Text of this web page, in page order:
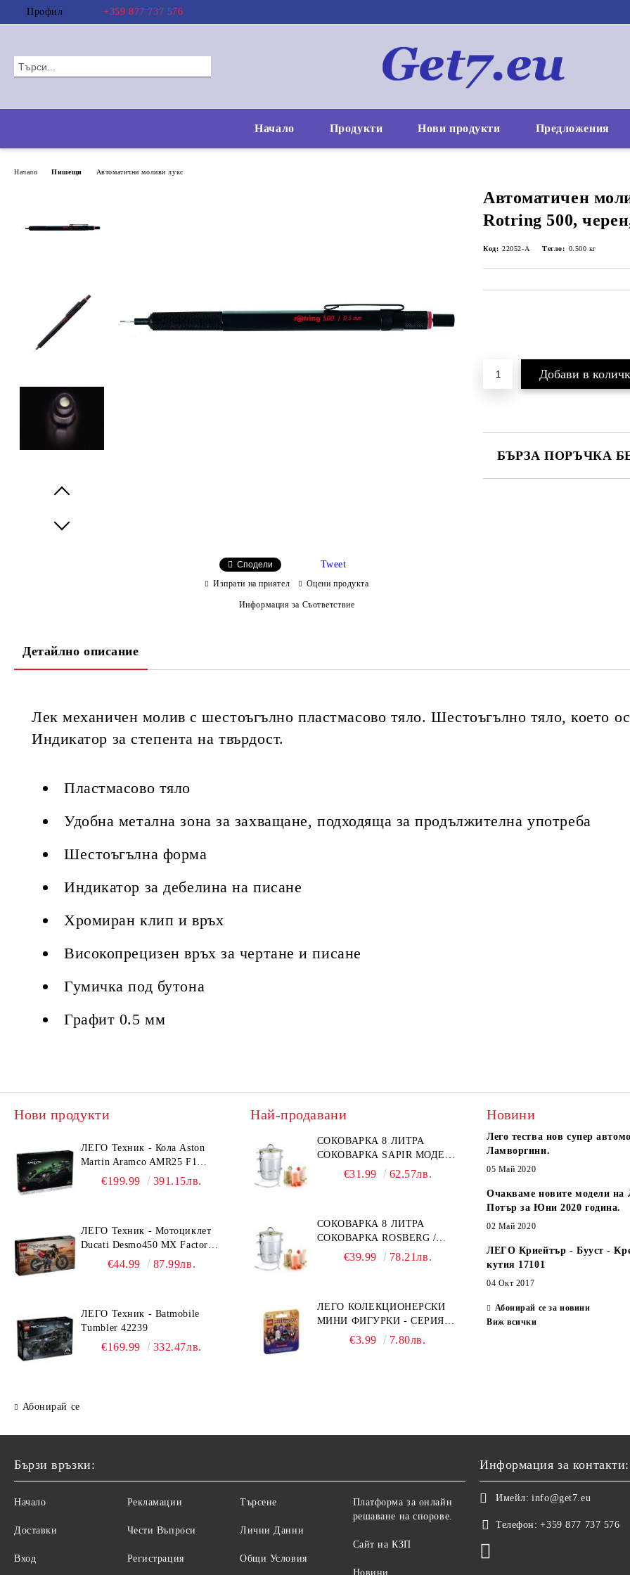
Профил +359 877 737 576
Начало Продукти Нови продукти Предложения
Начало Пишещи Автоматични моливи лукс
Автоматичен
Rotring 500,
Код: 22052-А Тегло: 0.500 кг
БЪРЗА ПОРЪЧКА
Сподели Tweet
Изпрати на приятел Оцени продукта
Информация за Съответствие
Детайлно описание
Лек механичен молив с шестоъгълно пластмасово тяло. Шестоъгълно тяло, което
Индикатор за степента на твърдост.
Пластмасово тяло
Удобна метална зона за захващане, подходяща за продължителна употреба
Шестоъгълна форма
Индикатор за дебелина на писане
Хромиран клип и връх
Високопрецизен връх за чертане и писане
Гумичка под бутона
Графит 0.5 мм
Нови продукти
ЛЕГО Техник - Кола Aston
Martin Aramco AMR25 F1
42240€199.99 391.15лв.
ЛЕГО Техник - Мотоциклет
Ducati Desmo450 MX Factory
€44.99 87.99лв.
ЛЕГО Техник - Batmobile
Tumbler 42239
€169.99 332.47лв.
Абонирай се
Най-продавани
СОКОВАРКА 8 ЛИТРА
СОКОВАРКА SAPIR МОДЕЛ:
SP-1260-A26
€31.99 62.57лв.
СОКОВАРКА 8 ЛИТРА
СОКОВАРКА ROSBERG /
SAPIR€39.99 78.21лв.
ЛЕГО КОЛЕКЦИОНЕРСКИ
МИНИ ФИГУРКИ - СЕРИЯ
СПАЙДЪР-МЕН: ПРЕЗ
€3.99 7.80лв.
Новини
Лего тества нов супер
Ламворгини.
05 Май 2020
Очакваме новите модели на
Потър за Юни 2020 година.
02 Май 2020
ЛЕГО Криейтър - Бууст -
кутия 17101
04 Окт 2017
Абонирай се за новини
Виж всички
Бързи връзки:
Начало
Доставки
Вход
Рекламации
Чести Въпроси
Регистрация
Търсене
Лични Данни
Общи Условия
Платформа за онлайн
решаване на спорове.
Сайт на КЗП
Новини
Информация за контакти:
Имейл: info@get7.eu
Телефон: +359 877 737 576